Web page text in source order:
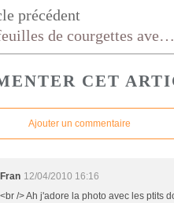
mille feuilles de courgettes avec ou sans Mont d'or
CET
Ajouter un commentaire
Fran 12/04/2010 16:16
<br /> Ah j'adore la photo avec les ptits